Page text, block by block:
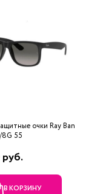
очки Ray Ban
8G 55
В КОРЗИНУ